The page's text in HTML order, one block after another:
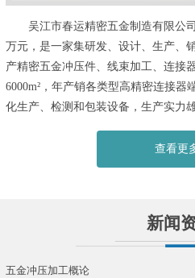
吴江市春运精密五金制造有限公司
万元，是一家集研发、设计、生产、
产精密五金冲压件、线束加工、连接
6000m²，年产销各类型高精密连接器
化生产、检测和包装设备，生产实力
查看更
新闻
五金冲压加工概论